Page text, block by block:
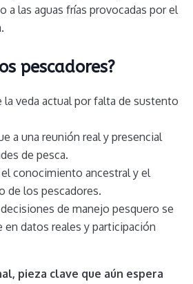
a las aguas frías provocadas por el
pescadores?
la veda actual por falta de sustento
a una reunión real y presencial
de pesca.
conocimiento ancestral y el
de los pescadores.
de manejo pesquero se
en datos reales y participación
pieza clave que aún espera